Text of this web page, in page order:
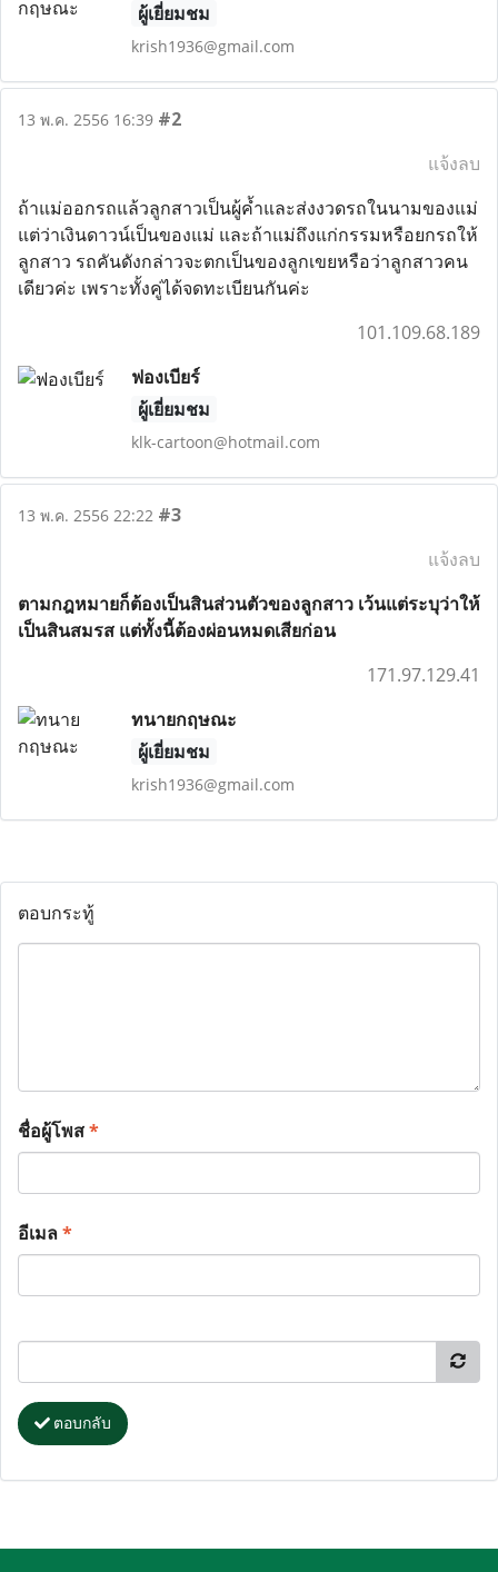
ผู้เยี่ยมชม
krish1936@gmail.com
13 พ.ค. 2556 16:39 #2
แจ้งลบ
ถ้าแม่ออกรถแล้วลูกสาวเป็นผู้ค้ำและส่งงวดรถในนามของแม่
แต่ว่าเงินดาวน์เป็นของแม่ และถ้าแม่ถึงแก่กรรมหรือยกรถให้
ลูกสาว รถคันดังกล่าวจะตกเป็นของลูกเขยหรือว่าลูกสาวคน
เดียวค่ะ เพราะทั้งคู่ได้จดทะเบียนกันค่ะ
101.109.68.189
ฟองเบียร์
ผู้เยี่ยมชม
klk-cartoon@hotmail.com
13 พ.ค. 2556 22:22 #3
แจ้งลบ
ตามกฎหมายก็ต้องเป็นสินส่วนตัวของลูกสาว เว้นแต่ระบุว่าให้
เป็นสินสมรส แต่ทั้งนี้ต้องผ่อนหมดเสียก่อน
171.97.129.41
ทนายกฤษณะ
ผู้เยี่ยมชม
krish1936@gmail.com
ตอบกระทู้
ชื่อผู้โพส*
อีเมล*
ตอบกลับ